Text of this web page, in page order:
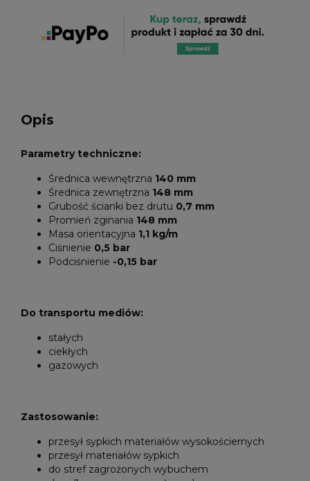
Opis
Parametry techniczne:
Średnica wewnętrzna 140 mm
Średnica zewnętrzna 148 mm
Grubość ścianki bez drutu 0,7 mm
Promień zginania 148 mm
Masa orientacyjna 1,1 kg/m
Ciśnienie 0,5 bar
Podciśnienie -0,15 bar
Do transportu mediów:
stałych
ciekłych
gazowych
Zastosowanie:
przesył sypkich materiałów wysokościernych
przesył materiałów sypkich
do stref zagrożonych wybuchem